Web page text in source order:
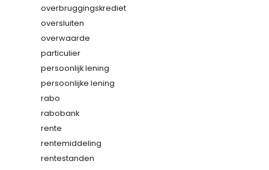
overbruggingskrediet
oversluiten
overwaarde
particulier
persoonlijk lening
persoonlijke lening
rabo
rabobank
rente
rentemiddeling
rentestanden